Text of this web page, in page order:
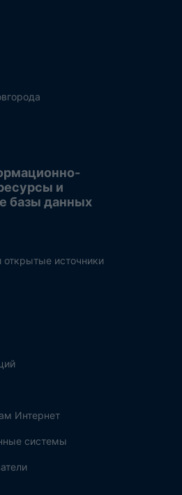
и
базы данных
источники
Интернет
системы